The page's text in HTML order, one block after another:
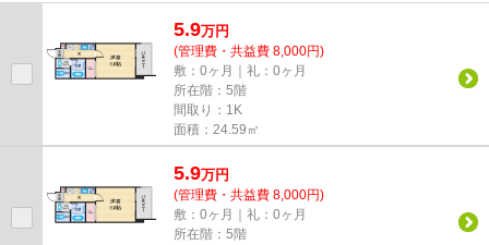
5.9万円
(管理費・共益費 8,000円)
敷：0ヶ月｜礼：0ヶ月
所在階：5階
間取り：1K
面積：24.59㎡
5.9万円
(管理費・共益費 8,000円)
敷：0ヶ月｜礼：0ヶ月
所在階：5階